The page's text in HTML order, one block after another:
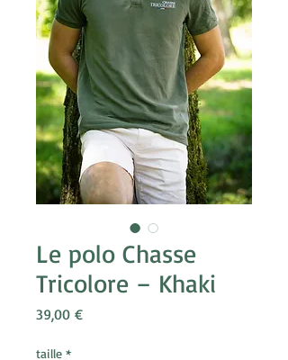
Le polo Chasse
Tricolore – Khaki
39,00 €Prix
taille *